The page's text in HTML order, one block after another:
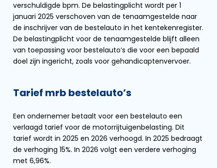
verschuldigde bpm. De belastingplicht wordt per 1
januari 2025 verschoven van de tenaamgestelde naar
de inschrijver van de bestelauto in het kentekenregister.
De belastingplicht voor de tenaamgestelde blijft alleen
van toepassing voor bestelauto’s die voor een bepaald
doel zijn ingericht, zoals voor gehandicaptenvervoer.
Tarief mrb bestelauto’s
Een ondernemer betaalt voor een bestelauto een
verlaagd tarief voor de motorrijtuigenbelasting. Dit
tarief wordt in 2025 en 2026 verhoogd. In 2025 bedraagt
de verhoging 15%. In 2026 volgt een verdere verhoging
met 6,96%.